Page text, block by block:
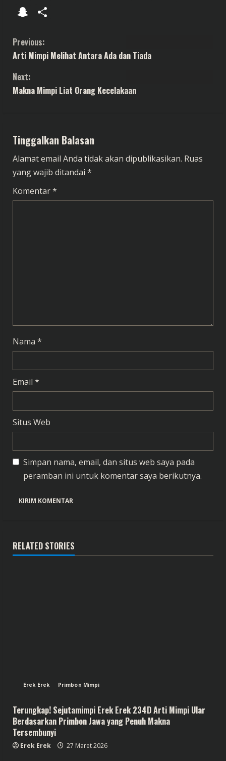
Snapchat
C
o
n
i
n
u
e
n
g
Previous:
Arti Mimpi Melihat Antara Ada dan Tiada
Next:
Makna Mimpi Liat Orang Kecelakaan
Tinggalkan Balasan
Alamat email Anda tidak akan dipublikasikan. Ruas
yang wajib ditandai *
Komentar*
Nama *
Email *
Situs Web
Simpan nama, email, dan situs web saya pada
peramban ini untuk komentar saya berikutnya.
RELATED STORIES
Erek Erek Primbon Mimpi
Terungkap! Sejutamimpi Erek Erek 234D Arti Mimpi Ular
Berdasarkan Primbon Jawa yang Penuh Makna
Tersembunyi
Erek Erek 27 Maret 2026